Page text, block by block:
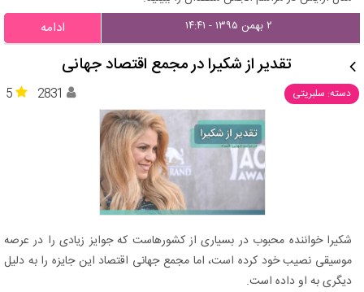
۲ بهمن ۱۳۹۵ - ۱۴:۴۱ ادامه
تقدیر از شکیرا در مجمع اقتصاد جهانی
دسته: سلبریتی 5 2831
شکیرا خواننده محبوب در بسیاری از کشورهاست که جوایز زیادی را در عرصه
موسیقی نصیب خود کرده است، اما مجمع جهانی اقتصاد این جایزه را به دلیل
دیگری به او داده است.